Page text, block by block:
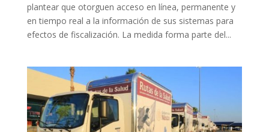
plantear que otorguen acceso en línea, permanente y
en tiempo real a la información de sus sistemas para
efectos de fiscalización. La medida forma parte del...